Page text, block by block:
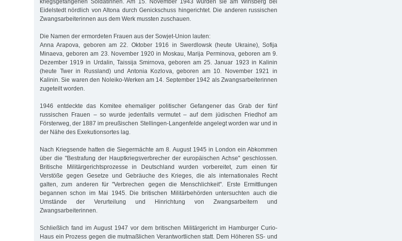
Eidelstedt nördlich von Altona durch Genickschuss hingerichtet. Die anderen russischen
Zwangsarbeiterinnen aus dem Werk mussten zuschauen.
Die Namen der ermordeten Frauen aus der Sowjet-Union lauten:
Anna Arapova, geboren am 22. Oktober 1916 in Swerdlowsk (heute Ukraine), Sofija
Minaeva, geboren am 23. November 1920 in Moskau, Marija Perminova, geboren am 9.
Dezember 1919 in Urdalin, Taissija Smirnova, geboren am 25. Januar 1923 in Kalinin
(heute Twer in Russland) und Antonia Kozlova, geboren am 10. November 1921 in
Kalinin. Sie waren den Noleiko-Werken am 14. September 1942 als Zwangsarbeiterinnen
zugeteilt worden.
1946 entdeckte das Komitee ehemaliger politischer Gefangener das Grab der fünf
russischen Frauen – so wurde jedenfalls vermutet – auf dem jüdischen Friedhof am
Försterweg, der 1887 im preußischen Stellingen-Langenfelde angelegt worden war und in
der Nähe des Exekutionsortes lag.
Nach Kriegsende hatten die Siegermächte am 8. August 1945 in London ein Abkommen
über die "Bestrafung der Hauptkriegsverbrecher der europäischen Achse" geschlossen.
Britische Militärgerichtsprozesse in Deutschland wurden vorbereitet, zum einen für
Verstöße gegen Gesetze und Gebräuche des Krieges, die als internationales Recht
galten, zum anderen für "Verbrechen gegen die Menschlichkeit". Erste Ermittlungen
begannen schon im Mai 1945. Die britischen Militärbehörden untersuchten auch die
Umstände der Verurteilung und Hinrichtung von Zwangsarbeitern und
Zwangsarbeiterinnen.
Schließlich fand im August 1947 vor dem britischen Militärgericht im Hamburger Curio-
Haus ein Prozess gegen die mutmaßlichen Verantwortlichen statt. Dem Höheren SS- und